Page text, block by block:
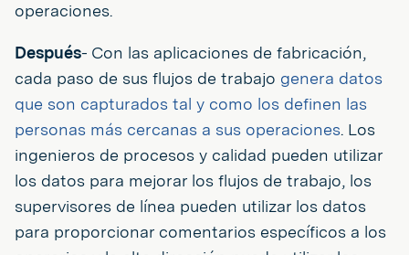
operaciones.
Después- Con las aplicaciones de fabricación,
cada paso de sus flujos de trabajo genera datos
que son capturados tal y como los definen las
personas más cercanas a sus operaciones. Los
ingenieros de procesos y calidad pueden utilizar
los datos para mejorar los flujos de trabajo, los
supervisores de línea pueden utilizar los datos
para proporcionar comentarios específicos a los